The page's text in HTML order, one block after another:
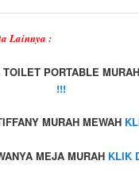
Lainnya :
PORTABLE
!!!
MURAH MEWAH
MEJA MURAHKLIK